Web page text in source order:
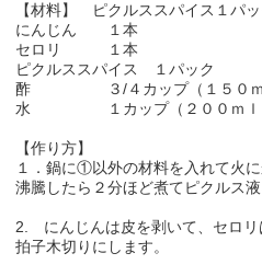
【材料】 ピクルススパイス１パ
にんじん １本
セロリ １本
ピクルススパイス １パック
酢 ３/４カップ（１５０ｍ
水 １カップ（２００ｍｌ
【作り方】
１．鍋に①以外の材料を入れて火に
沸騰したら２分ほど煮てピクルス液
2. にんじんは皮を剥いて、セロリ
拍子木切りにします。